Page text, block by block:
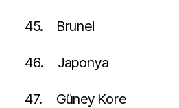
45. Brunei
46. Japonya
47. Güney Kore